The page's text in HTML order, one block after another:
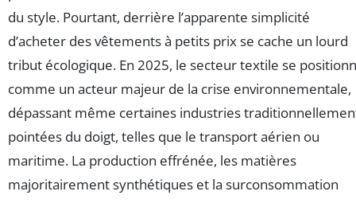
du style. Pourtant, derrière l’apparente simplicité
d’acheter des vêtements à petits prix se cache un lourd
tribut écologique. En 2025, le secteur textile se
comme un acteur majeur de la crise environnementale,
dépassant même certaines industries
pointées du doigt, telles que le transport aérien ou
maritime. La production effrénée, les matières
majoritairement synthétiques et la surconsommation